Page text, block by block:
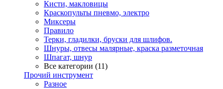
Кисти, макловицы
Краскопульты пневмо, электро
Миксеры
Правило
Терки, гладилки, бруски для шлифов.
Шнуры, отвесы малярные, краска разметочная
Шпагат, шнур
Все категории (11)
Прочий инструмент
Разное